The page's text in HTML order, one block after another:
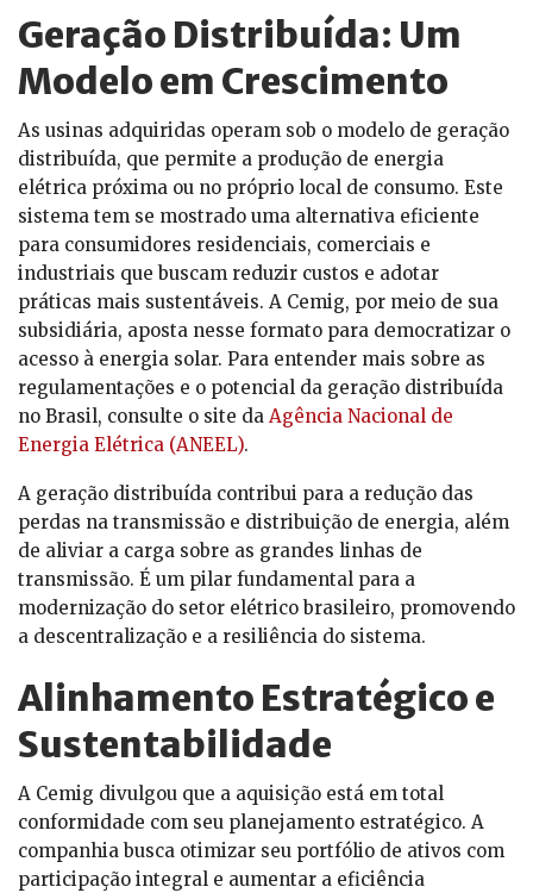
Geração Distribuída: Um
Modelo em Crescimento
As usinas adquiridas operam sob o modelo de geração
distribuída, que permite a produção de energia
elétrica próxima ou no próprio local de consumo. Este
sistema tem se mostrado uma alternativa eficiente
para consumidores residenciais, comerciais e
industriais que buscam reduzir custos e adotar
práticas mais sustentáveis. A Cemig, por meio de sua
subsidiária, aposta nesse formato para democratizar o
acesso à energia solar. Para entender mais sobre as
regulamentações e o potencial da geração distribuída
no Brasil, consulte o site da Agência Nacional de
Energia Elétrica (ANEEL).
A geração distribuída contribui para a redução das
perdas na transmissão e distribuição de energia, além
de aliviar a carga sobre as grandes linhas de
transmissão. É um pilar fundamental para a
modernização do setor elétrico brasileiro, promovendo
a descentralização e a resiliência do sistema.
Alinhamento Estratégico e
Sustentabilidade
A Cemig divulgou que a aquisição está em total
conformidade com seu planejamento estratégico. A
companhia busca otimizar seu portfólio de ativos com
participação integral e aumentar a eficiência